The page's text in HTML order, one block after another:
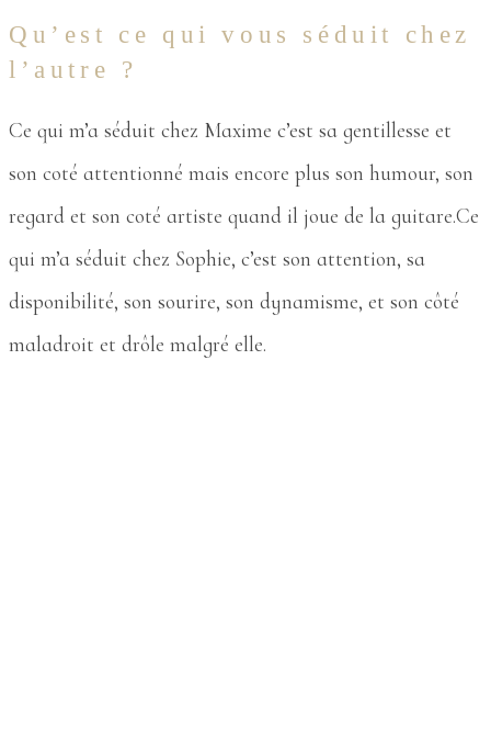
Qu’est ce qui vous séduit chez
l’autre ?
Ce qui m’a séduit chez Maxime c’est sa gentillesse et
son coté attentionné mais encore plus son humour, son
regard et son coté artiste quand il joue de la guitare.Ce
qui m’a séduit chez Sophie, c’est son attention, sa
disponibilité, son sourire, son dynamisme, et son côté
maladroit et drôle malgré elle.